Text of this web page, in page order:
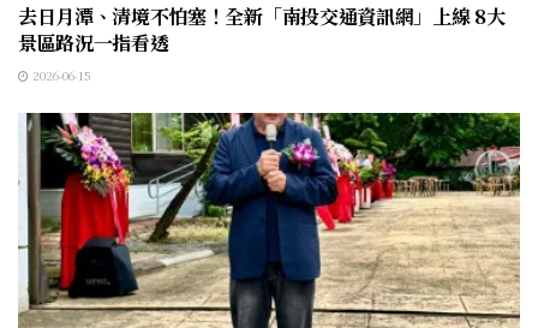
去日月潭、清境不怕塞！全新「南投交通資訊網」上線 8大
景區路況一指看透
2026-06-15